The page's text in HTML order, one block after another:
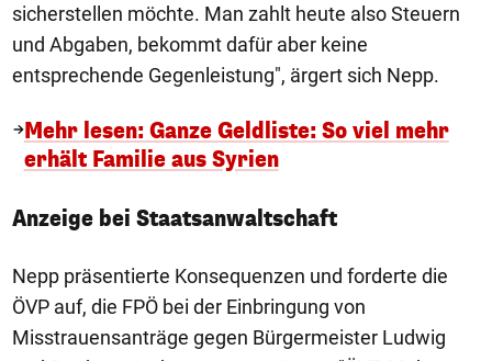
sicherstellen möchte. Man zahlt heute also Steuern
und Abgaben, bekommt dafür aber keine
entsprechende Gegenleistung", ärgert sich Nepp.
Mehr lesen: Ganze Geldliste: So viel mehr
erhält Familie aus Syrien
Anzeige bei Staatsanwaltschaft
Nepp präsentierte Konsequenzen und forderte die
ÖVP auf, die FPÖ bei der Einbringung von
Misstrauensanträge gegen Bürgermeister Ludwig